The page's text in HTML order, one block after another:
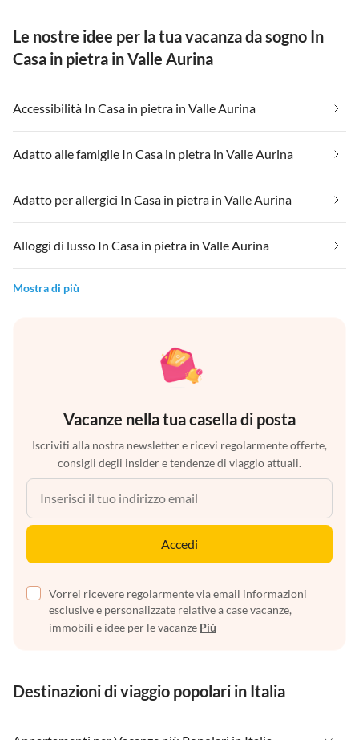
Le nostre idee per la tua vacanza da sogno In
Casa in pietra in Valle Aurina
Accessibilità In Casa in pietra in Valle Aurina
Adatto alle famiglie In Casa in pietra in Valle Aurina
Adatto per allergici In Casa in pietra in Valle Aurina
Alloggi di lusso In Casa in pietra in Valle Aurina
Mostra di più
Vacanze nella tua casella di posta
Iscriviti alla nostra newsletter e ricevi regolarmente offerte,
consigli degli insider e tendenze di viaggio attuali.
Accedi
Vorrei ricevere regolarmente via email informazioni
esclusive e personalizzate relative a case vacanze,
immobili e idee per le vacanze Più
Destinazioni di viaggio popolari in Italia